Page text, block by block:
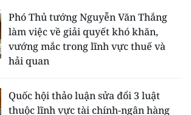
Phó Thủ tướng Nguyễn Văn Thắng
làm việc về giải quyết khó khăn,
vướng mắc trong lĩnh vực thuế và
hải quan
Quốc hội thảo luận sửa đổi 3 luật
thuộc lĩnh vực tài chính-ngân hàng